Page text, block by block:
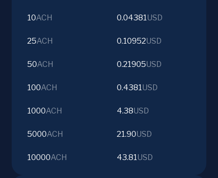
10ACH 0.04381USD
25ACH 0.10952USD
50ACH 0.21905USD
100ACH 0.4381USD
1000ACH 4.38USD
5000ACH 21.90USD
10000ACH 43.81USD